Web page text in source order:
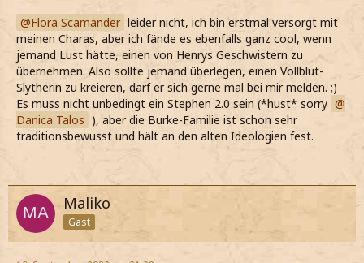
Flora Scamander leider nicht, ich bin erstmal versorgt mit
meinen Charas, aber ich fände es ebenfalls ganz cool, wenn
jemand Lust hätte, einen von Henrys Geschwistern zu
übernehmen. Also sollte jemand überlegen, einen Vollblut-
Slytherin zu kreieren, darf er sich gerne mal bei mir melden. ;)
Es muss nicht unbedingt ein Stephen 2.0 sein (*hust* sorry
Danica Talos ), aber die Burke-Familie ist schon sehr
traditionsbewusst und hält an den alten Ideologien fest.
Maliko
Gast